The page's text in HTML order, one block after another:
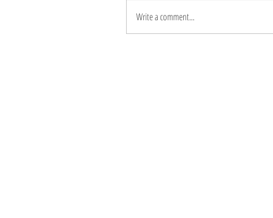
Write a comment...